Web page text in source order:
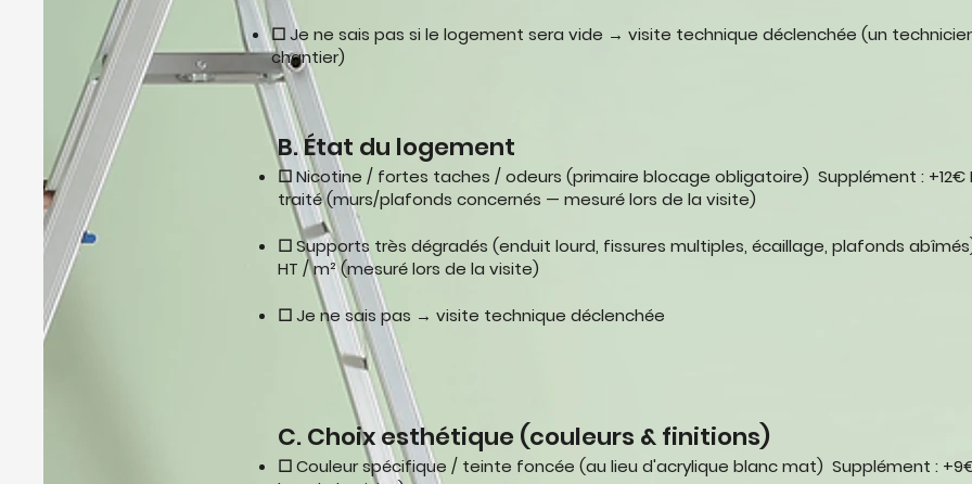
☐ Je ne sais pas si le logement sera vide → visite technique déclenchée (un
chantier)
B. État du logement
☐ Nicotine / fortes taches / odeurs (primaire blocage obligatoire) Supplément :
traité (murs/plafonds concernés — mesuré lors de la visite)
☐ Supports très dégradés (enduit lourd, fissures multiples, écaillage, plafonds
HT / m² (mesuré lors de la visite)
☐ Je ne sais pas → visite technique déclenchée
C. Choix esthétique (couleurs & finitions)
☐ Couleur spécifique / teinte foncée (au lieu d'acrylique blanc mat) Supplément :